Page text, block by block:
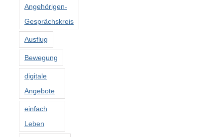
Angehörigen-
Gesprächskreis
Ausflug
Bewegung
digitale
Angebote
einfach
Leben